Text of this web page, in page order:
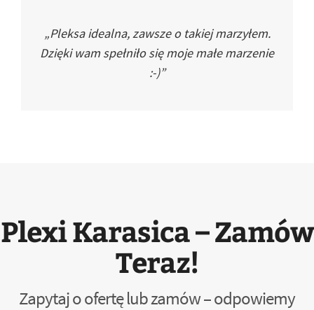
„Pleksa idealna, zawsze o takiej marzyłem.
Dzięki wam spełniło się moje małe marzenie
:-)”
Plexi Karasica – Zamów
Teraz!
Zapytaj o ofertę lub zamów – odpowiemy